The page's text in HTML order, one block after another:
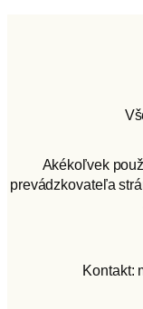
Akékoľvek
prevádzkovateľa
Kontakt: